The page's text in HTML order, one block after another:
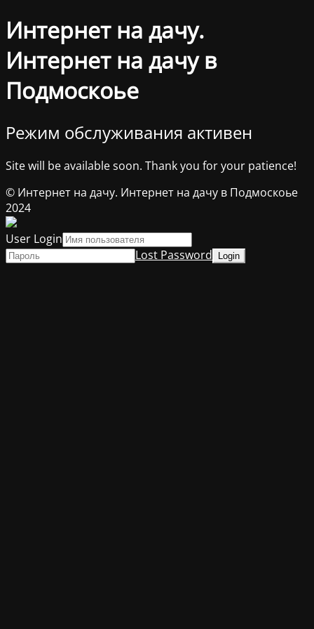
Интернет на дачу.
Интернет на дачу в
Подмоскоье
Режим обслуживания активен
Site will be available soon. Thank you for your patience!
© Интернет на дачу. Интернет на дачу в Подмоскоье
2024
User Login
Lost Password